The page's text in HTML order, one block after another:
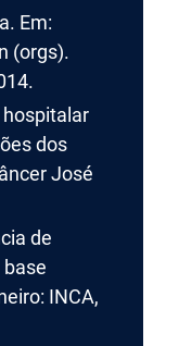
Em:
(orgs).
dos
José
de
INCA,